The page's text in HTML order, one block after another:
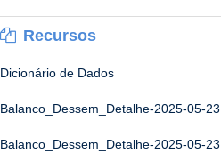
Recursos
Dicionário de Dados
Balanco_Dessem_Detalhe-2025-05-23
Balanco_Dessem_Detalhe-2025-05-23